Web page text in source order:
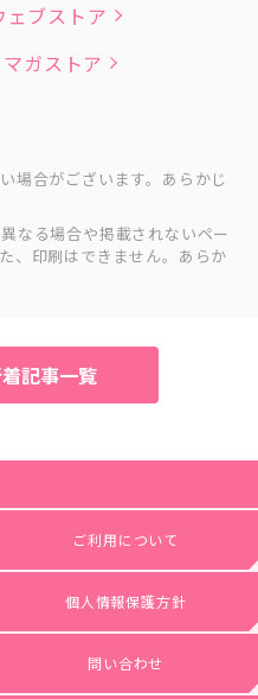
ェブストア
マガストア
場合がございます。あらかじ
なる場合や掲載されないペー
、印刷はできません。あらか
記事一覧
ご利用について
個人情報保護方針
問い合わせ